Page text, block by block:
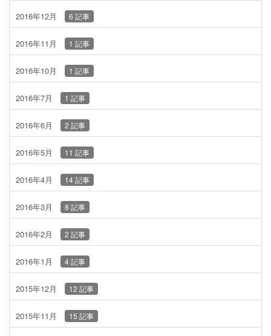
2016年12月 6 記事
2016年11月 1 記事
2016年10月 1 記事
2016年7月 1 記事
2016年6月 2 記事
2016年5月 11 記事
2016年4月 14 記事
2016年3月 8 記事
2016年2月 2 記事
2016年1月 4 記事
2015年12月 12 記事
2015年11月 15 記事